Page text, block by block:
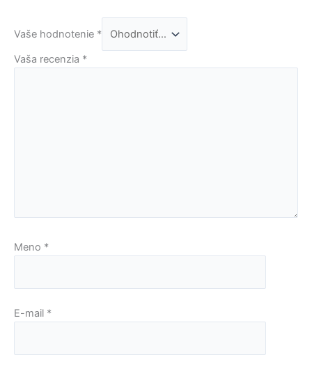
Vaše hodnotenie *
Vaša recenzia *
Meno *
E-mail *